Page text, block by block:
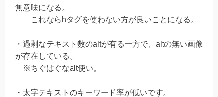
無意味になる。
これならhタグを使わない方が良いことになる。
・過剰なテキスト数のaltが有る一方で、altの無い画像
が存在している。
※ちぐはぐなalt使い。
・太字テキストのキーワード率が低いです。